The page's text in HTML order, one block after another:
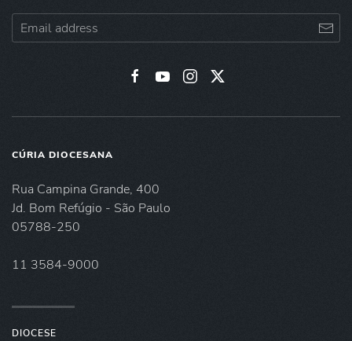
CÚRIA DIOCESANA
Rua Campina Grande, 400
Jd. Bom Refúgio - São Paulo
05788-250
11 3584-9000
DIOCESE